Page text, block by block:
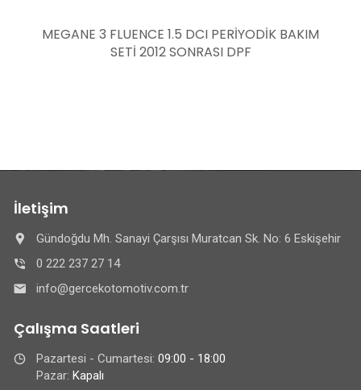
MEGANE 3 FLUENCE 1.5 DCI PERİYODİK BAKIM
SETİ 2012 SONRASI DPF
İletişim
Gündoğdu Mh. Sanayi Çarşısı Muratcan Sk. No: 6 Eskişehir
0 222 237 27 14
info@gercekotomotiv.com.tr
Çalışma Saatleri
Pazartesi - Cumartesi: 09:00 - 18:00
Pazar: Kapalı